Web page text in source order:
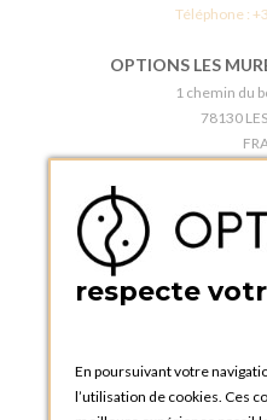
Téléphone :
OPTIONS LES
1 chemin du
78130
BOUTIQUE
5 quai de
Rue du
respecte
En poursuivant votre
l’utilisation de cookies. Ces